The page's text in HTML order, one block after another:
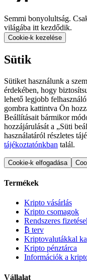
Semmi bonyolultság.
világába itt kezdődik.
Cookie-k kezelése
Sütik
Sütiket használunk a
érdekében, hogy
lehető legjobb
gombra kattintva Ön
Beállításait bármikor
hozzájárulását a „Süti
használatáról részletes
tájékoztatónkban talál.
Cookie-k elfogadása
Termékek
Kripto vásárlás
Kripto csomagok
Rendszeres
₿ terv
Kriptovalutákkal
Kripto pénztárca
Információk a
Vállalat